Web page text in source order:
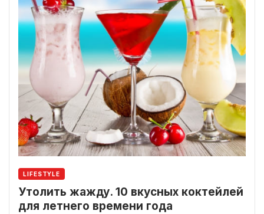
LIFESTYLE
Утолить жажду. 10 вкусных коктейлей
для летнего времени года